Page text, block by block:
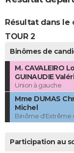
Résultat dans le
TOUR 2
Binômes de
M. CAVALEIRO
GUINAUDIE
Union à gauche
Mme DUMAS
Michel
Binôme d'Extrême
Participation au